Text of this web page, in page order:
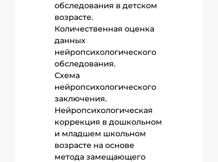
обследования в детском
возрасте.
Количественная оценка
данных
нейропсихологического
обследования.
Схема
нейропсихологического
заключения.
Нейропсихологическая
коррекция в дошкольном
и младшем школьном
возрасте на основе
метода замещающего